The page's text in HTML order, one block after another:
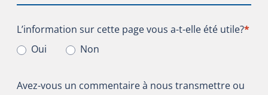
L’information sur cette page vous a-t-elle été utile?
L’information sur cette page vous a-t-elle été utile?*
Oui
Non
Avez-vous un commentaire à nous transmettre ou